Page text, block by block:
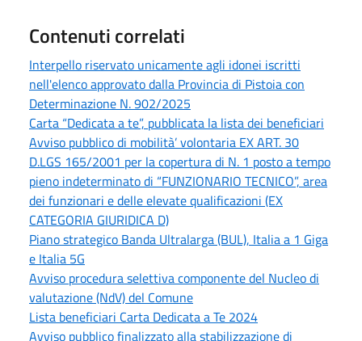
Contenuti correlati
Interpello riservato unicamente agli idonei iscritti
nell'elenco approvato dalla Provincia di Pistoia con
Determinazione N. 902/2025
Carta “Dedicata a te”, pubblicata la lista dei beneficiari
Avviso pubblico di mobilità’ volontaria EX ART. 30
D.LGS 165/2001 per la copertura di N. 1 posto a tempo
pieno indeterminato di “FUNZIONARIO TECNICO”, area
dei funzionari e delle elevate qualificazioni (EX
CATEGORIA GIURIDICA D)
Piano strategico Banda Ultralarga (BUL), Italia a 1 Giga
e Italia 5G
Avviso procedura selettiva componente del Nucleo di
valutazione (NdV) del Comune
Lista beneficiari Carta Dedicata a Te 2024
Avviso pubblico finalizzato alla stabilizzazione di